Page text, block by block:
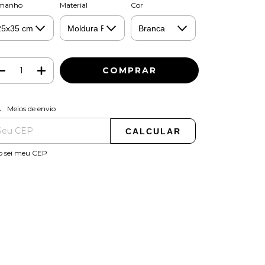
Material Cor
para o CEP:
Meios de envio
CALCULAR
sei meu CEP